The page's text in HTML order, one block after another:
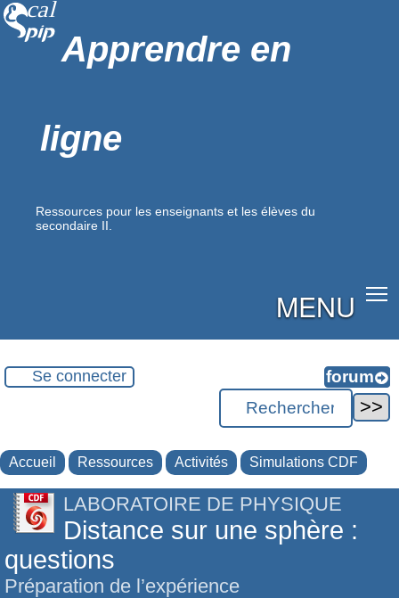
Apprendre en
ligne
Ressources pour les enseignants et les élèves du
secondaire II.
MENU
Se connecter
Accueil Ressources Activités Simulations CDF
LABORATOIRE DE PHYSIQUE
Distance sur une sphère :
questions
Préparation de l’expérience